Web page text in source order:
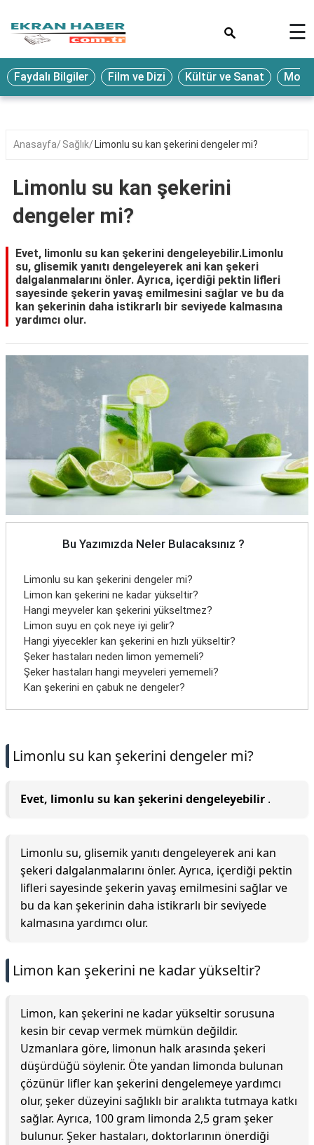
Eğitim
Ekonomi
Seyahat
Oyun
Yaşam
Hukuk
Blog
☰
Faydalı Bilgiler Film ve Dizi Kültür ve Sanat
Anasayfa Sağlık Limonlu su kan şekerini dengeler mi?
Limonlu su kan şekerini
dengeler mi?
Evet, limonlu su kan şekerini dengeleyebilir.Limonlu
su, glisemik yanıtı dengeleyerek ani kan şekeri
dalgalanmalarını önler. Ayrıca, içerdiği pektin lifleri
sayesinde şekerin yavaş emilmesini sağlar ve bu da
kan şekerinin daha istikrarlı bir seviyede kalmasına
yardımcı olur.
Bu Yazımızda Neler Bulacaksınız ?
Limonlu su kan şekerini dengeler mi?
Limon kan şekerini ne kadar yükseltir?
Hangi meyveler kan şekerini yükseltmez?
Limon suyu en çok neye iyi gelir?
Hangi yiyecekler kan şekerini en hızlı yükseltir?
Şeker hastaları neden limon yememeli?
Şeker hastaları hangi meyveleri yememeli?
Kan şekerini en çabuk ne dengeler?
Limonlu su kan şekerini dengeler mi?
Evet, limonlu su kan şekerini dengeleyebilir .
Limonlu su, glisemik yanıtı dengeleyerek ani kan
şekeri dalgalanmalarını önler. Ayrıca, içerdiği pektin
lifleri sayesinde şekerin yavaş emilmesini sağlar ve
bu da kan şekerinin daha istikrarlı bir seviyede
kalmasına yardımcı olur.
Limon kan şekerini ne kadar yükseltir?
Limon, kan şekerini ne kadar yükseltir sorusuna
kesin bir cevap vermek mümkün değildir.
Uzmanlara göre, limonun halk arasında şekeri
düşürdüğü söylenir. Öte yandan limonda bulunan
çözünür lifler kan şekerini dengelemeye yardımcı
olur, şeker düzeyini sağlıklı bir aralıkta tutmaya katkı
sağlar. Ayrıca, 100 gram limonda 2,5 gram şeker
bulunur. Şeker hastaları, doktorlarının önerdiği